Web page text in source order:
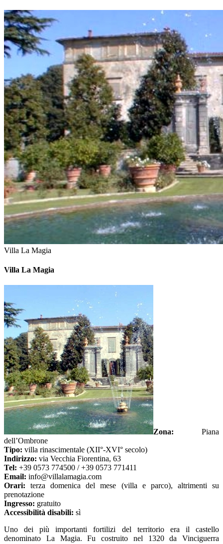
Villa La Magia
Villa La Magia
Zona: Piana
dell’Ombrone
Tipo: villa rinascimentale (XII°-XVI° secolo)
Indirizzo: via Vecchia Fiorentina, 63
Tel: +39 0573 774500 / +39 0573 771411
Email: info@villalamagia.com
Orari: terza domenica del mese (villa e parco), altrimenti su
prenotazione
Ingresso: gratuito
Accessibilità disabili: sì
Uno dei più importanti fortilizi del territorio era il castello
denominato La Magia. Fu costruito nel 1320 da Vinciguerra